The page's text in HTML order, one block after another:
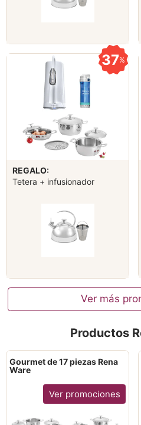
37%
REGALO:
Tetera + infusionador
Ver más
Productos
Gourmet de 17 piezas Rena
Ware
Ver promociones